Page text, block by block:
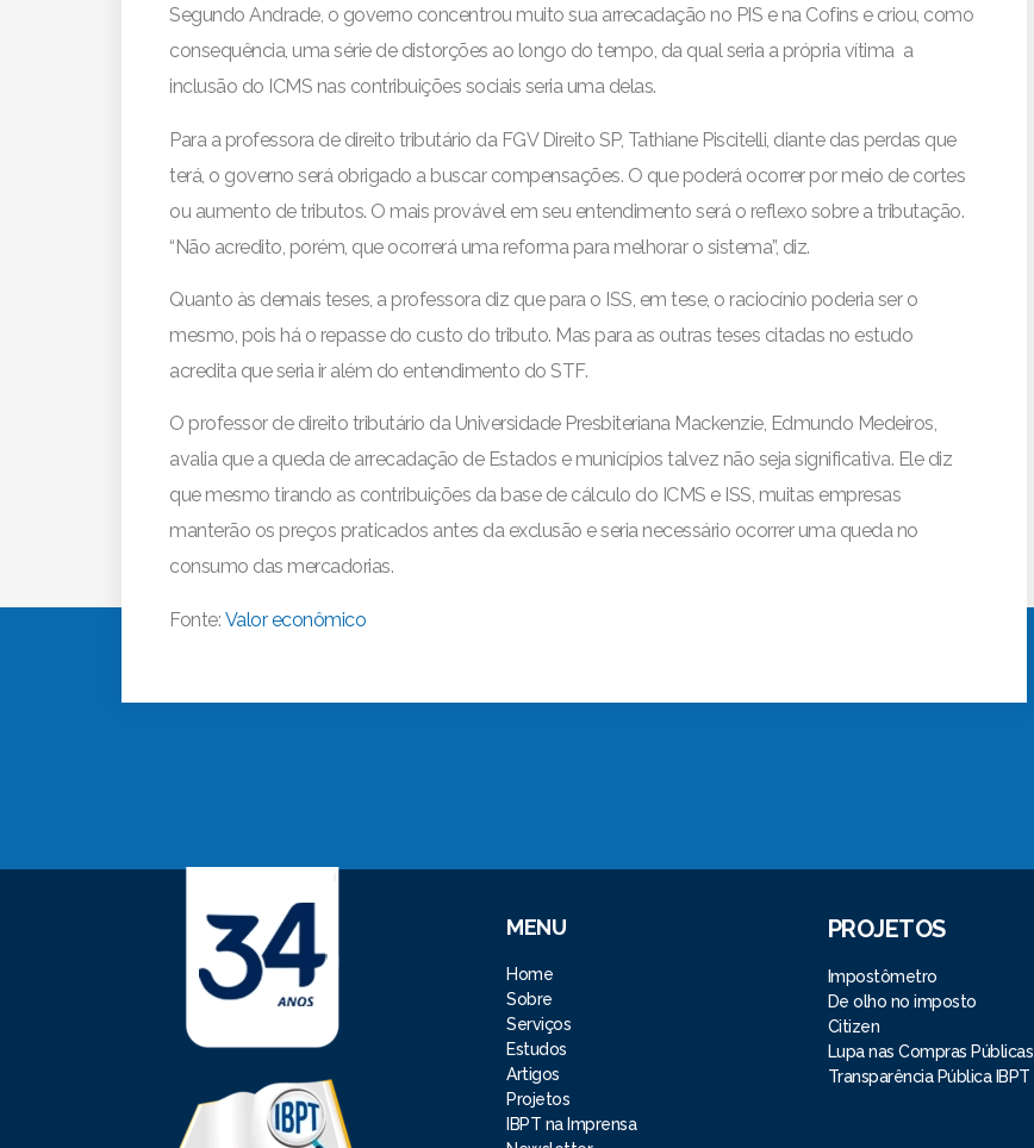
Segundo Andrade, o governo concentrou muito sua arrecadação no PIS e na Cofins e criou, como
consequência, uma série de distorções ao longo do tempo, da qual seria a própria vítima ­ a
inclusão do ICMS nas contribuições sociais seria uma delas.
Para a professora de direito tributário da FGV Direito SP, Tathiane Piscitelli, diante das perdas que
terá, o governo será obrigado a buscar compensações. O que poderá ocorrer por meio de cortes
ou aumento de tributos. O mais provável em seu entendimento será o reflexo sobre a tributação.
“Não acredito, porém, que ocorrerá uma reforma para melhorar o sistema”, diz.
Quanto às demais teses, a professora diz que para o ISS, em tese, o raciocínio poderia ser o
mesmo, pois há o repasse do custo do tributo. Mas para as outras teses citadas no estudo
acredita que seria ir além do entendimento do STF.
O professor de direito tributário da Universidade Presbiteriana Mackenzie, Edmundo Medeiros,
avalia que a queda de arrecadação de Estados e municípios talvez não seja significativa. Ele diz
que mesmo tirando as contribuições da base de cálculo do ICMS e ISS, muitas empresas
manterão os preços praticados antes da exclusão e seria necessário ocorrer uma queda no
consumo das mercadorias.
Fonte: Valor econômico
MENU
Home
Sobre
Serviços
Estudos
Artigos
Projetos
IBPT na Imprensa
PROJETOS
Impostômetro
De olho no imposto
Citizen
Lupa nas Compras Públicas
Transparência Pública IBPT